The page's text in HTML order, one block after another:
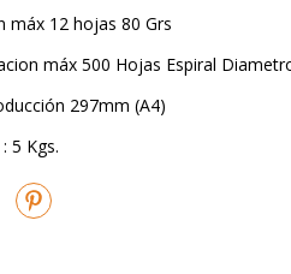
máx 12 hojas 80 Grs
máx 500 Hojas Espiral
297mm (A4)
5 Kgs.